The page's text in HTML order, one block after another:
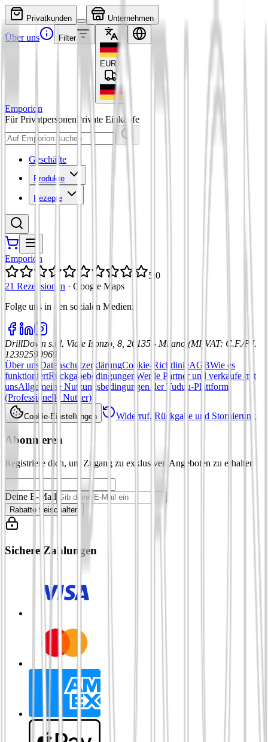
Privatkunden Unternehmen
Über uns Filter
EUR
Emporion
Für PrivatpersonenPrivate Einkäufe
Geschäfte
Produkte
Rezepte
Emporion
5,0
21 Rezensionen · Google Maps
Folge uns in den sozialen Medien:
DrillDown s.r.l. Viale Isonzo, 8, 20135 - Milano (MI) VAT: C.F./P.I.
12392590969
Über uns DatenschutzerklärungCookie-RichtlinieAGBWie es
funktioniertRückgabebedingungen Werde Partner und verkaufe mit
unsAllgemeine Nutzungsbedingungen der Tuduu-Plattform
(Professionelle Nutzer)
Cookie-Einstellungen Widerruf, Rückgabe und Stornierung
Abonnieren
Registriere dich, um Zugang zu exklusiven Angeboten zu erhalten
Deine E-Mail
Rabatte freischalten
Sichere Zahlungen